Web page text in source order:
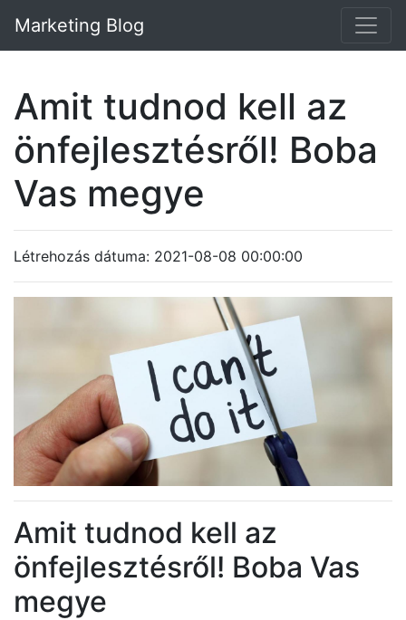
Marketing Blog
Amit tudnod kell az
önfejlesztésről! Boba
Vas megye
Létrehozás dátuma: 2021-08-08 00:00:00
Amit tudnod kell az
önfejlesztésről! Boba Vas
megye